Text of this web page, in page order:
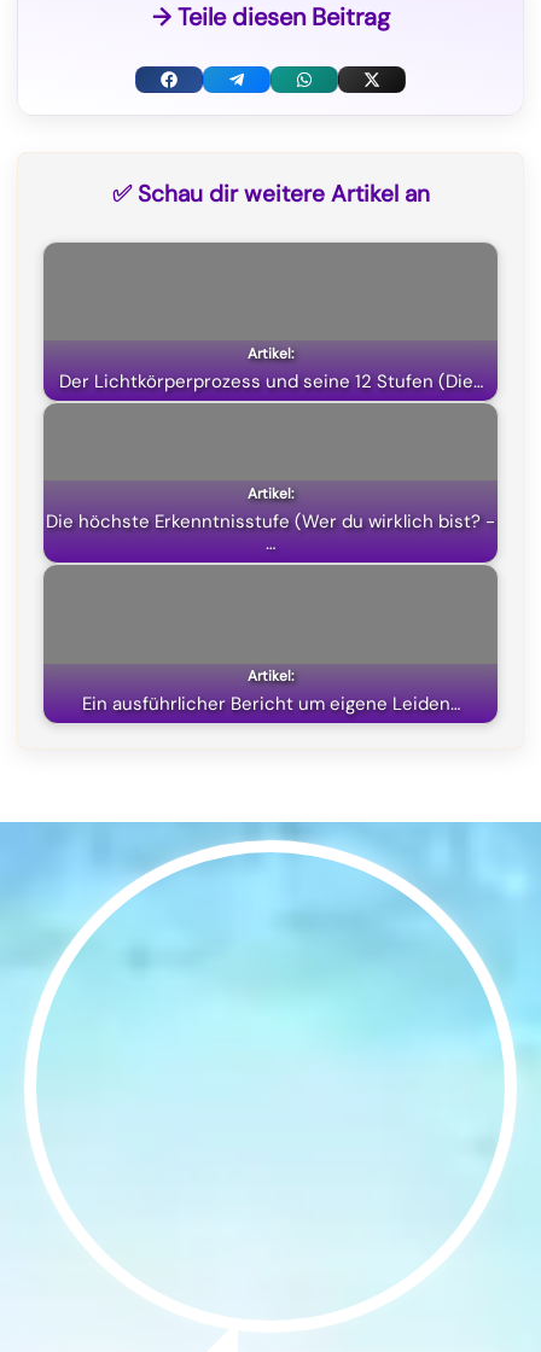
→ Teile diesen Beitrag
F
o
k
T
a
m
W
p
p
X
T
t
e
✅ Schau dir weitere Artikel an
Der Lichtkörperprozess und seine 12 Stufen (Die…
Die höchste Erkenntnisstufe (Wer du wirklich bist? -
…
Ein ausführlicher Bericht um eigene Leiden…